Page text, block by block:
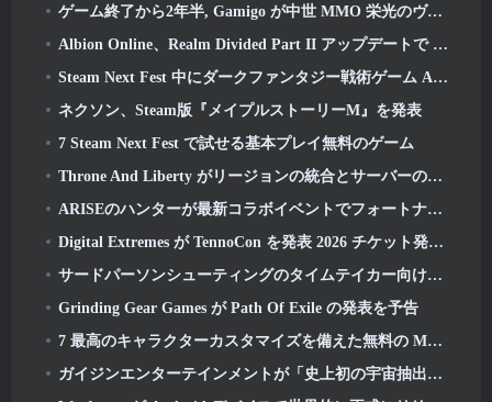
ゲーム終了から2年半, Gamigo が中世 MMO 栄光のヴィクティスの復活を予告
Albion Online、Realm Divided Part II アップデートで 2 つの主要な派閥戦争機能を導入
Steam Next Fest 中にダークファンタジー戦術ゲーム Annulus をプレイ
ネクソン、Steam版『メイプルストーリーM』を発表
7 Steam Next Fest で試せる基本プレイ無料のゲーム
Throne And Liberty がリージョンの統合とサーバーの統合を発表
ARISEのハンターが最新コラボイベントでフォートナイトに登場
Digital Extremes が TennoCon を発表 2026 チケット発売日
サードパーソンシューティングのタイムテイカー向けにクローズドベータテストが発表
Grinding Gear Games が Path Of Exile の発表を予告
7 最高のキャラクターカスタマイズを備えた無料の MMORPG ゲーム
ガイジンエンターテインメントが「史上初の宇宙抽出アクションゲーム」Star Wrathを公開